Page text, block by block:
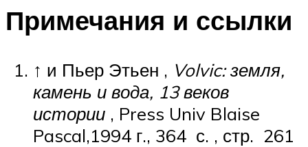
ОЧИСТКА БАССЕЙНОВ
МЕНЮ
Примечания и ссылки
↑ и Пьер Этьен , Volvic: земля,
камень и вода, 13 веков
истории , Press Univ Blaise
Pascal,1994 г., 364 с. , стр. 261